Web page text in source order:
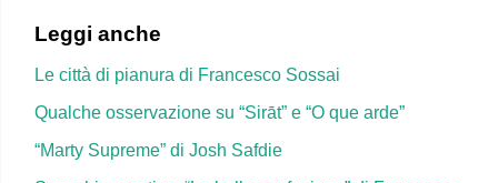
Leggi anche
Le città di pianura di Francesco Sossai
Qualche osservazione su “Sirāt” e “O que arde”
“Marty Supreme” di Josh Safdie